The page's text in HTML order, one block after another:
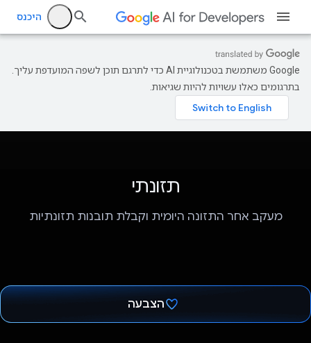
היכנס
‫Google משתמשת בטכנולוגיית AI כדי לתרגם תוכן לשפה המועדפת עליך.
בתרגומים כאלו עשויות להיות שגיאות.
תזונתי
מעקב אחר התזונה היומית וקבלת תובנות תזונתיות
הצבעה